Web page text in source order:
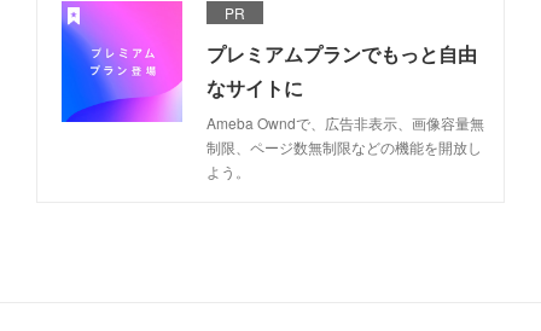
PR
プレミアムプランでもっと自由
なサイトに
Ameba Owndで、広告非表示、画像容量無
制限、ページ数無制限などの機能を開放し
よう。